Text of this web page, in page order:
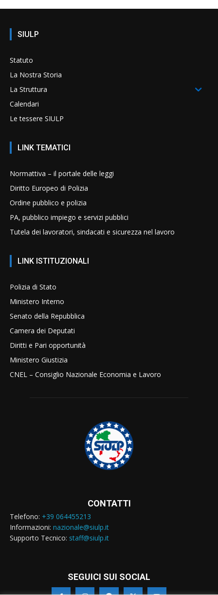
SIULP
Statuto
La Nostra Storia
La Struttura
Calendari
Le tessere SIULP
LINK TEMATICI
Normattiva – il portale delle leggi
Diritto Europeo di Polizia
Ordine pubblico e polizia
PA, pubblico impiego e servizi pubblici
Tutela dei lavoratori, sindacati e sicurezza nel lavoro
LINK ISTITUZIONALI
Polizia di Stato
Ministero Interno
Senato della Repubblica
Camera dei Deputati
Diritti e Pari opportunità
Ministero Giustizia
CNEL – Consiglio Nazionale Economia e Lavoro
CONTATTI
Telefono: +39 064455213
Informazioni: nazionale@siulp.it
Supporto Tecnico: staff@siulp.it
SEGUICI SUI SOCIAL